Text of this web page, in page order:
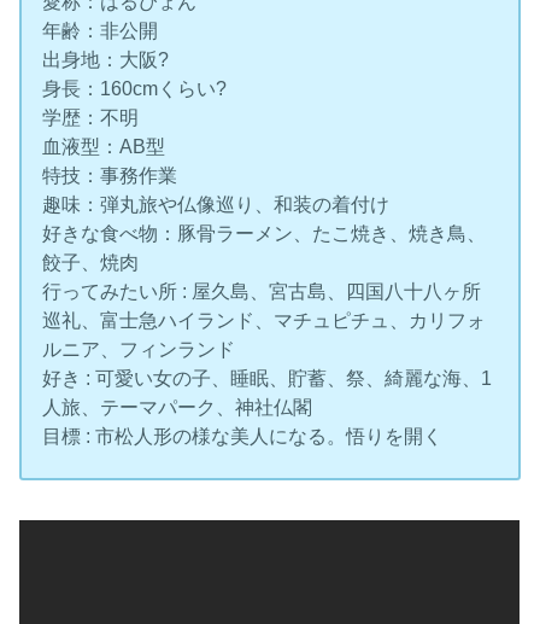
年齢：非公開
出身地：大阪?
身長：160cmくらい?
学歴：不明
血液型：AB型
特技：事務作業
趣味：弾丸旅や仏像巡り、和装の着付け
好きな食べ物：豚骨ラーメン、たこ焼き、焼き鳥、
餃子、焼肉
行ってみたい所 : 屋久島、宮古島、四国八十八ヶ所
巡礼、富士急ハイランド、マチュピチュ、カリフォ
ルニア、フィンランド
好き : 可愛い女の子、睡眠、貯蓄、祭、綺麗な海、1
人旅、テーマパーク、神社仏閣
目標 : 市松人形の様な美人になる。悟りを開く